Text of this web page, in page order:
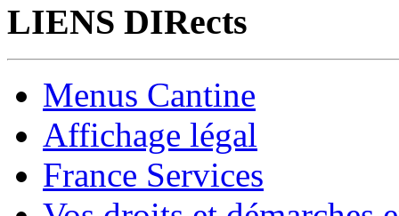
LIENS DIRects
Menus Cantine
Affichage légal
France Services